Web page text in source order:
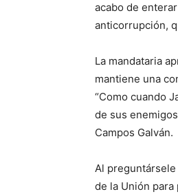
acabo de
anticorrupción,
La mandataria
mantiene una
“Como cuando
de sus
Campos Galván.
Al
de la Unión